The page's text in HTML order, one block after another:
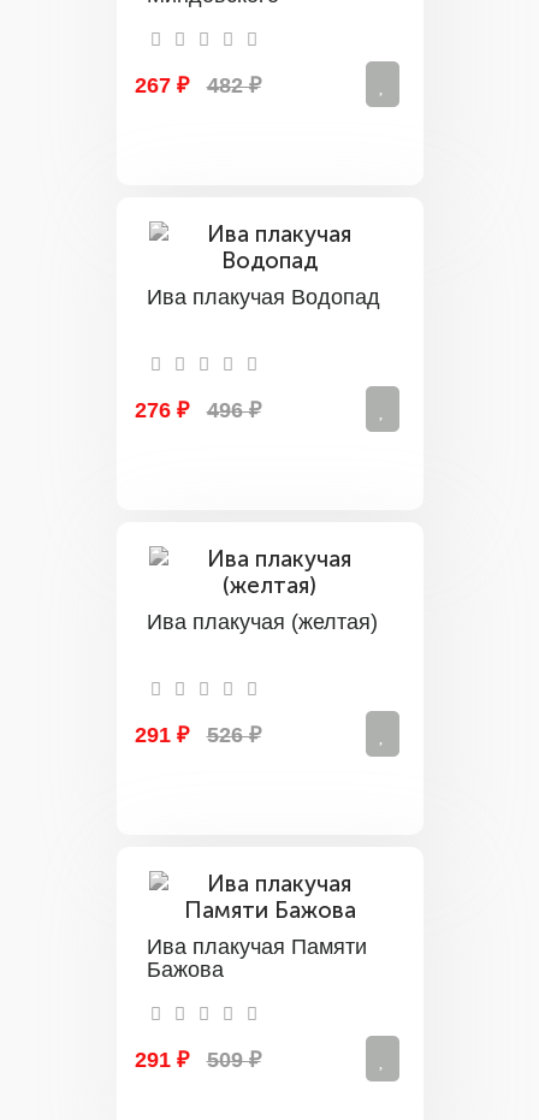
267 ₽ 482 ₽
Ива плакучая Водопад
276 ₽ 496 ₽
Ива плакучая (желтая)
291 ₽ 526 ₽
Ива плакучая Памяти
Бажова
291 ₽ 509 ₽